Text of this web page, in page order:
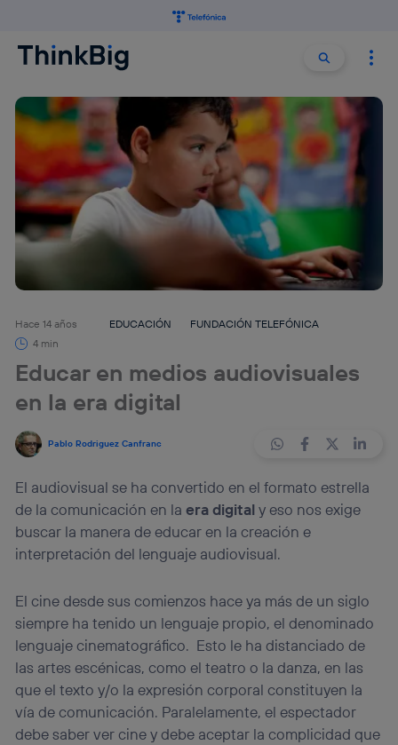
Buscar
Hace 14 años EDUCACIÓN
FUNDACIÓN TELEFÓNICA
4 min
Educar en medios audiovisuales
en la era digital
Pablo Rodriguez Canfranc
El audiovisual se ha convertido en el formato estrella
de la comunicación en laera digitaly eso nos exige
buscar la manera de educar en la creación e
interpretación del lenguaje audiovisual.
El cine desde sus comienzos hace ya más de un siglo
siempre ha tenido un lenguaje propio, el denominado
lenguaje cinematográfico. Esto le ha distanciado de
las artes escénicas, como el teatro o la danza, en las
que el texto y/o la expresión corporal constituyen la
vía de comunicación. Paralelamente, el espectador
debe saber ver cine y debe aceptar la complicidad que